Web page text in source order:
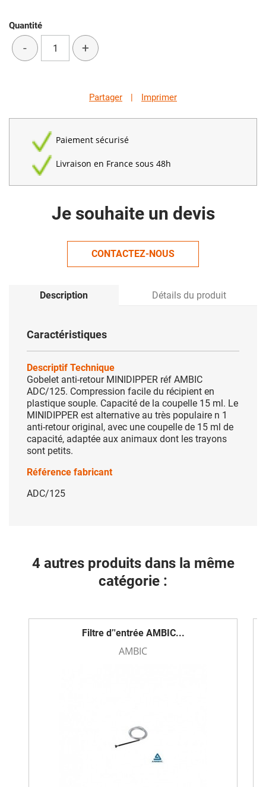
Quantité
- +
Partager | Imprimer
Paiement sécurisé
Livraison en France sous 48h
Je souhaite un devis
CONTACTEZ-NOUS
Description Détails du produit
Caractéristiques
Descriptif Technique
Gobelet anti-retour MINIDIPPER réf AMBIC
ADC/125. Compression facile du récipient en
plastique souple. Capacité de la coupelle 15 ml. Le
MINIDIPPER est alternative au très populaire n 1
anti-retour original, avec une coupelle de 15 ml de
capacité, adaptée aux animaux dont les trayons
sont petits.
Référence fabricant
ADC/125
4 autres produits dans la même
catégorie :
Filtre d’'entrée AMBIC...
AMBIC